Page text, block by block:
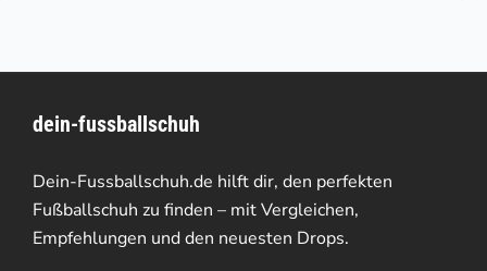
Produktseite
werden
auf.
Die
Optionen
können
dein-fussballschuh
Dein-Fussballschuh.de hilft dir, den perfekten
Fußballschuh zu finden – mit Vergleichen,
Empfehlungen und den neuesten Drops.